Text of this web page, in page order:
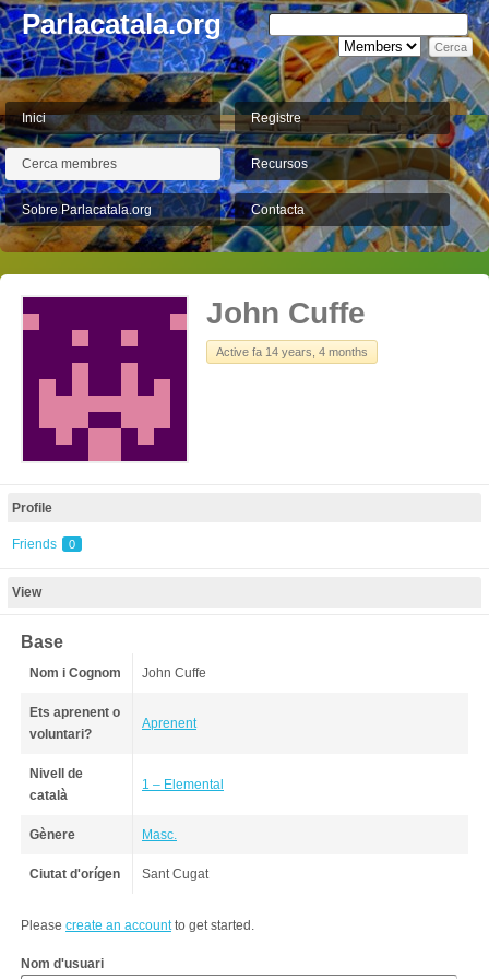
Parlacatala.org
Inici Registre
Cerca membres Recursos
Sobre Parlacatala.org Contacta
John Cuffe
Active fa 14 years, 4 months
Profile
Friends 0
View
Base
Nom i Cognom John Cuffe
Ets aprenent o
voluntari?
Aprenent
Nivell de
català
1 – Elemental
Gènere Masc.
Ciutat d'orígen Sant Cugat
Please create an accountto get started.
Nom d'usuari